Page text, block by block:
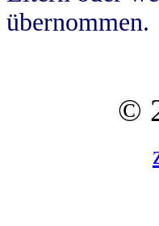
übernommen.
©